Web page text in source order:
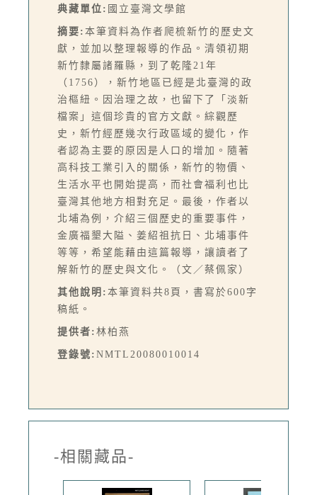
典藏單位: 國立臺灣文學館
摘要: 本筆資料為作者爬梳新竹的歷史文
獻，並加以整理報導的作品。清領初期
新竹隸屬諸羅縣，到了乾隆21年
（1756），新竹地區已經是北臺灣的政
治樞紐。因治理之故，也留下了「淡新
檔案」這個珍貴的官方文獻。綜觀歷
史，新竹經歷幾次行政區域的變化，作
者認為主要的原因是人口的增加。隨著
高科技工業引入的關係，新竹的物價、
生活水平也開始提高，而社會福利也比
臺灣其他地方相對充足。最後，作者以
北埔為例，介紹三個歷史的重要事件，
金廣福墾大隘、姜紹祖抗日、北埔事件
等等，希望能藉由這篇報導，讓讀者了
解新竹的歷史與文化。（文／蔡佩家）
其他說明: 本筆資料共8頁，書寫於600字
稿紙。
提供者: 林柏燕
登錄號: NMTL20080010014
-相關藏品-